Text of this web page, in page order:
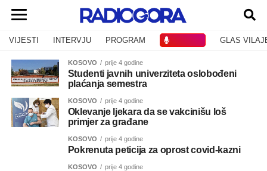
VIJESTI INTERVJU PROGRAM GLAS
KOSOVO prije 4 godine
Studenti javnih univerziteta oslobođeni
plaćanja semestra
KOSOVO prije 4 godine
Oklevanje ljekara da se vakcinišu loš
primjer za građane
KOSOVO prije 4 godine
Pokrenuta peticija za oprost covid-kazni
KOSOVO prije 4 godine